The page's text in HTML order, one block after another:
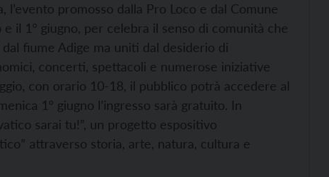
promosso dalla Pro Loco e dal Comune
il 1° giugno, per celebra il senso di comunità che
fiume Adige ma uniti dal desiderio di
concerti, spettacoli e numerose iniziative
con orario 10-18, il pubblico potrà accedere al
1° giugno l’ingresso sarà gratuito. In
sarai tu!”, un progetto espositivo
attraverso storia, arte, natura, cultura e